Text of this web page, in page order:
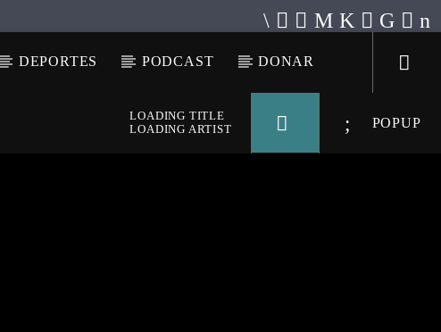
DEPORTES PODCAST DONAR
POPUP
LOADING TITLE
LOADING ARTIST